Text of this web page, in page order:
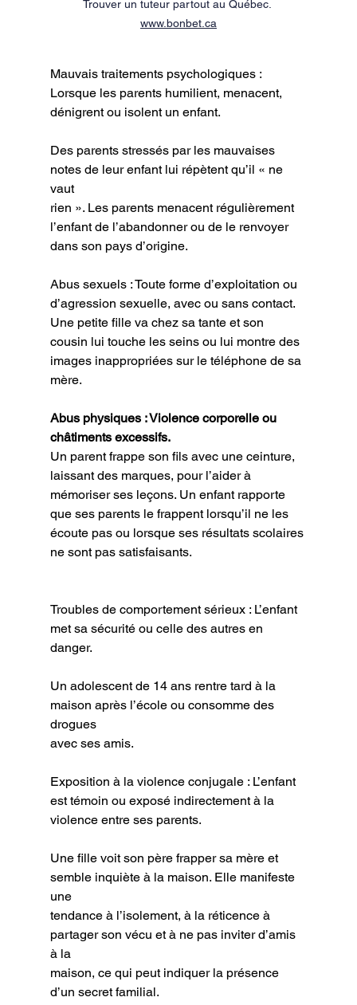
Trouver un tuteur partout au Québec.
www.bonbet.ca
Mauvais traitements psychologiques :
Lorsque les parents humilient, menacent,
dénigrent ou isolent un enfant.
Des parents stressés par les mauvaises
notes de leur enfant lui répètent qu’il « ne
vaut
rien ». Les parents menacent régulièrement
l’enfant de l’abandonner ou de le renvoyer
dans son pays d’origine.
Abus sexuels : Toute forme d’exploitation ou
d’agression sexuelle, avec ou sans contact.
Une petite fille va chez sa tante et son
cousin lui touche les seins ou lui montre des
images inappropriées sur le téléphone de sa
mère.
Abus physiques : Violence corporelle ou
châtiments excessifs.
Un parent frappe son fils avec une ceinture,
laissant des marques, pour l’aider à
mémoriser ses leçons. Un enfant rapporte
que ses parents le frappent lorsqu’il ne les
écoute pas ou lorsque ses résultats scolaires
ne sont pas satisfaisants.
Troubles de comportement sérieux : L’enfant
met sa sécurité ou celle des autres en
danger.
Un adolescent de 14 ans rentre tard à la
maison après l’école ou consomme des
drogues
avec ses amis.
Exposition à la violence conjugale : L’enfant
est témoin ou exposé indirectement à la
violence entre ses parents.
Une fille voit son père frapper sa mère et
semble inquiète à la maison. Elle manifeste
une
tendance à l’isolement, à la réticence à
partager son vécu et à ne pas inviter d’amis
à la
maison, ce qui peut indiquer la présence
d’un secret familial.